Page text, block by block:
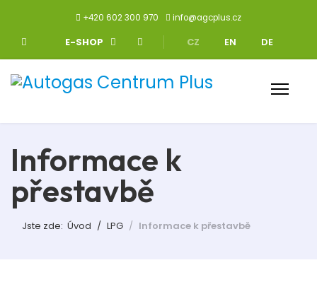
+420 602 300 970 info@agcplus.cz
E-SHOP Zvolte jazyk
CZ EN DE
Informace k
přestavbě
Jste zde: Úvod LPG Informace k přestavbě